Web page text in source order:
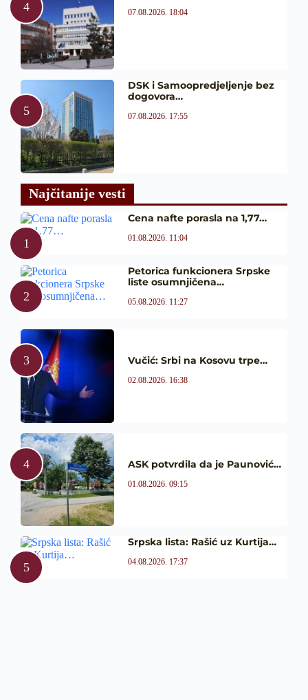
07.08.2026. 18:04
DSK i Samoopredjeljenje bez
dogovora…
07.08.2026. 17:55
Najčitanije vesti
Cena nafte porasla na 1,77…
01.08.2026. 11:04
Petorica funkcionera Srpske
liste osumnjičena…
05.08.2026. 11:27
Vučić: Srbi na Kosovu trpe…
02.08.2026. 16:38
ASK potvrdila da je Paunović…
01.08.2026. 09:15
Srpska lista: Rašić uz Kurtija…
04.08.2026. 17:37